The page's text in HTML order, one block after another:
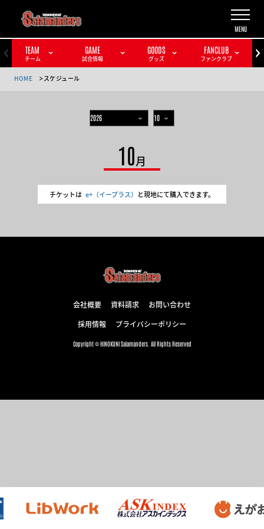
TEAM
チーム
GAME
試合情報
GOODS
グッズ
FANCLUB
ファンクラブ
HOME スケジュール
10月
チケットは e+（イープラス） と現地にて購入できます。
会社概要 資料請求 お問い合わせ
採用情報 プライバシーポリシー
Copyright © HINOKUNI Salamanders. All Rights Reserved